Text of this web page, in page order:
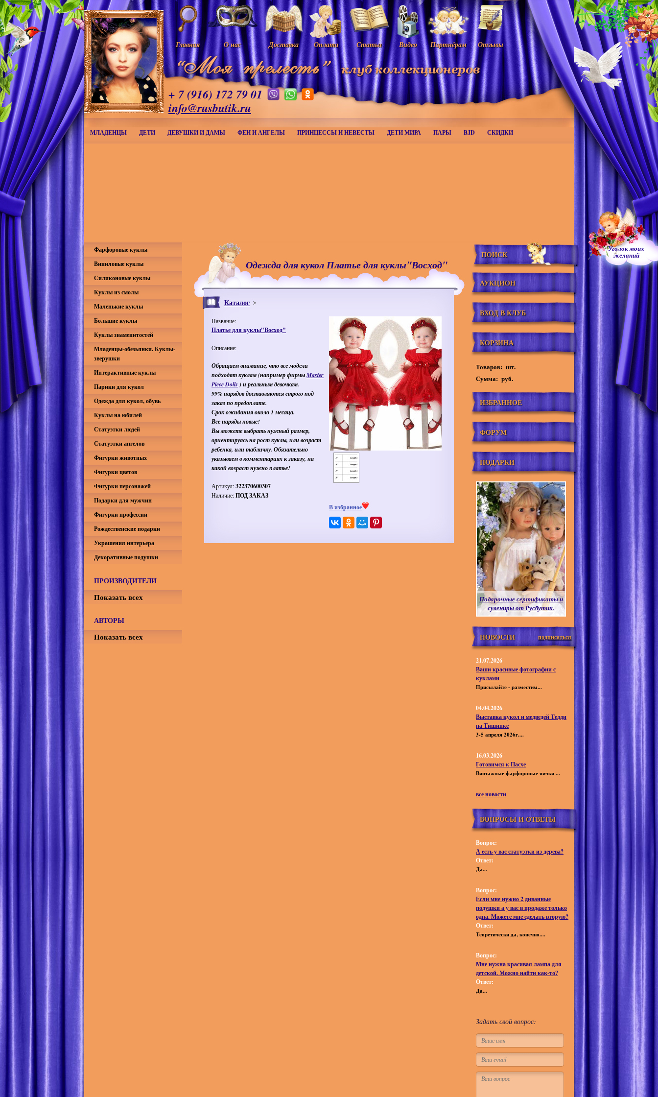
Главная О нас Доставка Оплата Статьи Видео Партнёрам Отзывы
+ 7 (916) 172 79 01
info@rusbutik.ru
МЛАДЕНЦЫ ДЕТИ ДЕВУШКИ И ДАМЫ ФЕИ И АНГЕЛЫ ПРИНЦЕССЫ И НЕВЕСТЫ ДЕТИ МИРА ПАРЫ BJD СКИДКИ
Уголок моих
желаний
Одежда для кукол Платье для куклы"Восход"
Каталог
Название:
Платье для куклы"Восход"
Описание:
Обращаем внимание, что все модели
подходят куклам (например фирмыMaster
Piece Dolls ) и реальным девочкам.
99% нарядов доставляются строго под
заказ по предоплате.
Срок ожидания около 1 месяца.
Все наряды новые!
Вы можете выбрать нужный размер,
ориентируясь на рост куклы, или возраст
ребенка, или табличку. Обязательно
указываем в комментариях к заказу, на
какой возраст нужно платье!
Артикул:322370600307
Наличие:ПОД ЗАКАЗ
В избранное
Фарфоровые куклы
Виниловые куклы
Силиконовые куклы
Куклы из смолы
Маленькие куклы
Большие куклы
Куклы знаменитостей
Младенцы-обезьянки. Куклы-
зверушки
Интерактивные куклы
Парики для кукол
Одежда для кукол, обувь
Куклы на юбилей
Статуэтки людей
Статуэтки ангелов
Фигурки животных
Фигурки цветов
Фигурки персонажей
Подарки для мужчин
Фигурки профессии
Рождественские подарки
Украшения интерьера
Декоративные подушки
ПРОИЗВОДИТЕЛИ
Показать всех
АВТОРЫ
Показать всех
ПОИСК
АУКЦИОН
ВХОД В КЛУБ
КОРЗИНА
Товаров: шт.
Сумма: руб.
ИЗБРАННОЕ
ФОРУМ
ПОДАРКИ
Подарочные сертификаты и
сувениры от Русбутик.
НОВОСТИ подписаться
21.07.2026
Ваши красивые фотографии с
куклами
Присылайте - разместим...
04.04.2026
Выставка кукол и медведей Тедди
на Тишинке
3-5 апреля 2026г....
16.03.2026
Готовимся к Пасхе
Винтажные фарфоровые яички ...
все новости
ВОПРОСЫ И ОТВЕТЫ
Вопрос:
А есть у вас статуэтки из дерева?
Ответ:
Да...
Вопрос:
Если мне нужно 2 диванные
подушки а у вас в продаже только
одна. Можете мне сделать вторую?
Ответ:
Теоретически да, конечно....
Вопрос:
Мне нужна красивая лампа для
детской. Можно найти как-то?
Ответ:
Да...
Задать свой вопрос: